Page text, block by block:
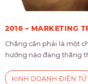
2016 – MARKETING
Chẳng cần phải là một
hướng nào đang thắng
KINH DOANH ĐIỆN TỬ